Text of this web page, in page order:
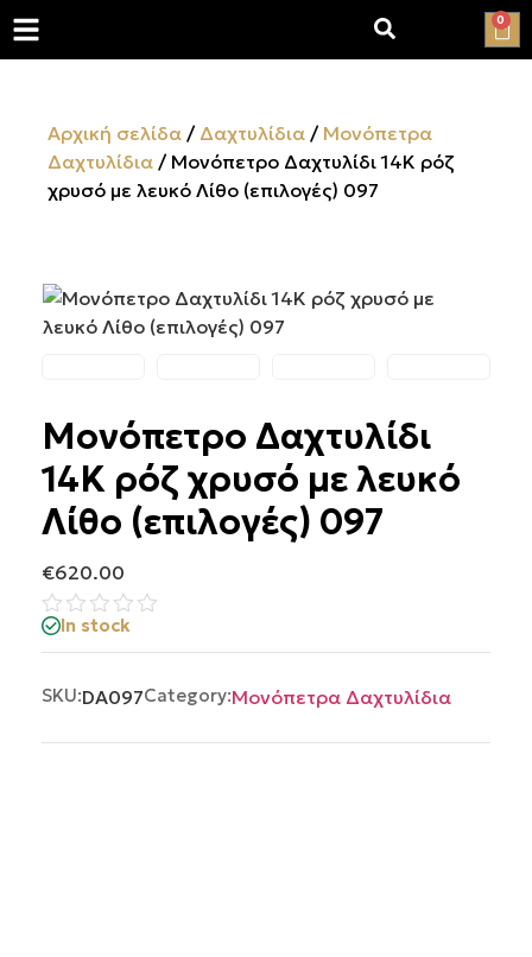
0
Αρχική σελίδα / Δαχτυλίδια / Μονόπετρα
Δαχτυλίδια / Μονόπετρο Δαχτυλίδι 14Κ ρόζ
χρυσό με λευκό Λίθο (επιλογές) 097
Μονόπετρο Δαχτυλίδι
14Κ ρόζ χρυσό με λευκό
Λίθο (επιλογές) 097
€620.00
Βαθμολογήθηκε
με
από
In stock
SKU:DA097Category:Μονόπετρα Δαχτυλίδια